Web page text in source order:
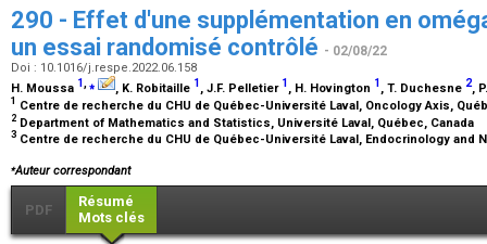
290 - Effet d'une supplémentation en
un essai randomisé contrôlé - 02/08/22
Doi : 10.1016/j.respe.2022.06.158
H. Moussa 1,⁎ , K. Robitaille 1 , J.F. Pelletier 1 , H. Hovington 1 , T. Duchesne 2,
1 Centre de recherche du CHU de Québec-Université Laval, Oncology Axis,
2 Department of Mathematics and Statistics, Université Laval, Québec, Canada
3 Centre de recherche du CHU de Québec-Université Laval, Endocrinology and
⁎Auteur correspondant
PDF
Résumé
Mots clés